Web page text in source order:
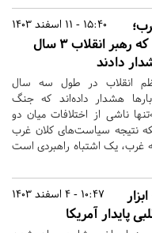
15:40 - 11 اسفند 1403
حقیقتی که رهبر انقلاب ۳ سال
دادند
انقلاب در طول سه سال
هشدار داده‌اند که جنگ
ناشی از اختلافات میان دو
نتیجه سیاست‌های کلان غرب
غرب، یک اشتباه راهبردی است
10:47 - 4 اسفند 1403
پایدار آمریکا